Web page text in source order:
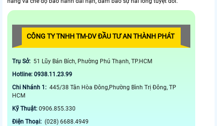
CÔNG TY TNHH TM-DV ĐẦU TƯ AN THÀNH PHÁT
Trụ Sở: 51 Lũy Bán Bích, Phường Phú Thạnh, TP.HCM
Hotline: 0938.11.23.99
Chi Nhánh 1: 445/38 Tân Hòa Đông,Phường Bình Trị Đông, TP
HCM
Kỹ Thuật: 0906.855.330
Điện Thoại: (028) 6688.4949